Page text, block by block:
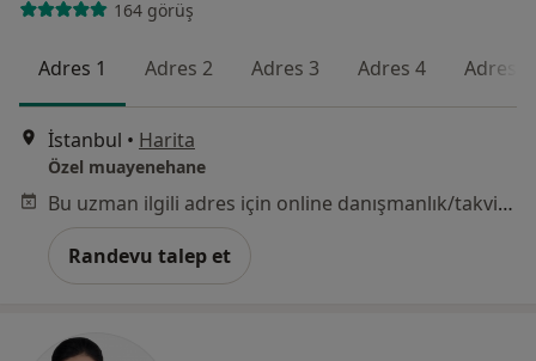
164 görüş
Adres 1 Adres 2 Adres 3 Adres 4 Adres 5
İstanbul • Harita
Özel muayenehane
Bu uzman ilgili adres için online danışmanlık/takvim sunmuyor.
Randevu talep et